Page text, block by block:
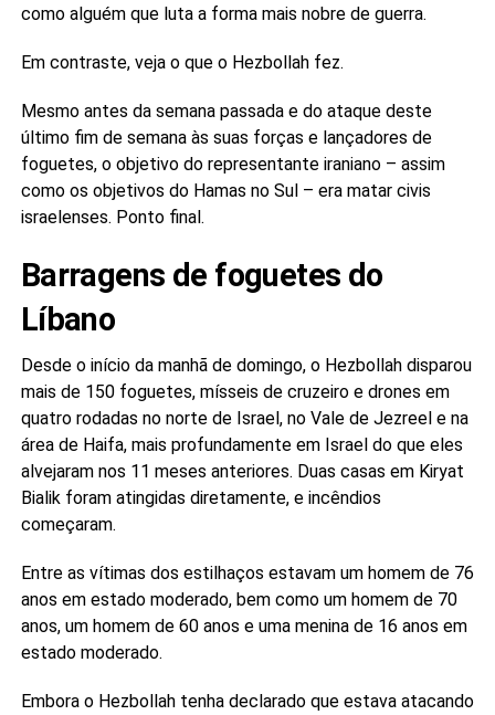
como alguém que luta a forma mais nobre de guerra.
Em contraste, veja o que o Hezbollah fez.
Mesmo antes da semana passada e do ataque deste
último fim de semana às suas forças e lançadores de
foguetes, o objetivo do representante iraniano – assim
como os objetivos do Hamas no Sul – era matar civis
israelenses. Ponto final.
Barragens de foguetes do
Líbano
Desde o início da manhã de domingo, o Hezbollah disparou
mais de 150 foguetes, mísseis de cruzeiro e drones em
quatro rodadas no norte de Israel, no Vale de Jezreel e na
área de Haifa, mais profundamente em Israel do que eles
alvejaram nos 11 meses anteriores. Duas casas em Kiryat
Bialik foram atingidas diretamente, e incêndios
começaram.
Entre as vítimas dos estilhaços estavam um homem de 76
anos em estado moderado, bem como um homem de 70
anos, um homem de 60 anos e uma menina de 16 anos em
estado moderado.
Embora o Hezbollah tenha declarado que estava atacando